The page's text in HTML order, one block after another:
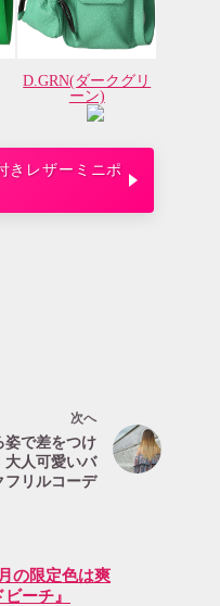
D.GRN(ダークグリ
ーン)
きレザーミニポ
次へ
姿で差をつけ
大人可愛いバ
フリルコーデ
の限定色は爽
ーチ』